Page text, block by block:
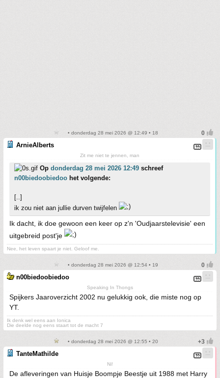
• donderdag 28 mei 2026 @ 12:49 • 18
ArnieAlberts
Zit me niet te jennen, man
Op donderdag 28 mei 2026 12:49 schreef
n00biedoobiedoo het volgende:
[..]
ik zou niet aan jullie durven twijfelen
Ik dacht, ik doe gewoon een keer op z'n 'Oudjaarstelevisie' een
uitgebreid post'je
Nee, het leven spaart je niet. Geloof me.
• donderdag 28 mei 2026 @ 12:54 • 19
n00biedoobiedoo
Speaking In Thongs
Spijkers Jaaroverzicht 2002 nu gelukkig ook, die miste nog op
YT.
Ik denk wel eens aan Ionica
Die deelde nog eens staart tot de macht 7
• donderdag 28 mei 2026 @ 12:55 • 20
TanteMathilde
Ni!
De afleveringen van Huisje Boompje Beestje uit 1988 met Harry